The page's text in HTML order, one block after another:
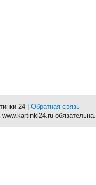
24 | Обратная связь
обязательна.